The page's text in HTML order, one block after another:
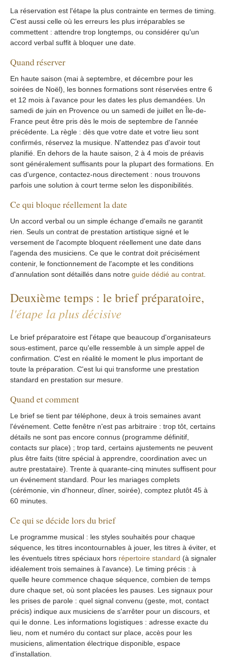
La réservation est l'étape la plus contrainte en termes de timing.
C'est aussi celle où les erreurs les plus irréparables se
commettent : attendre trop longtemps, ou considérer qu'un
accord verbal suffit à bloquer une date.
Quand réserver
En haute saison (mai à septembre, et décembre pour les
soirées de Noël), les bonnes formations sont réservées entre 6
et 12 mois à l'avance pour les dates les plus demandées. Un
samedi de juin en Provence ou un samedi de juillet en Île-de-
France peut être pris dès le mois de septembre de l'année
précédente. La règle : dès que votre date et votre lieu sont
confirmés, réservez la musique. N'attendez pas d'avoir tout
planifié. En dehors de la haute saison, 2 à 4 mois de préavis
sont généralement suffisants pour la plupart des formations. En
cas d'urgence, contactez-nous directement : nous trouvons
parfois une solution à court terme selon les disponibilités.
Ce qui bloque réellement la date
Un accord verbal ou un simple échange d'emails ne garantit
rien. Seuls un contrat de prestation artistique signé et le
versement de l'acompte bloquent réellement une date dans
l'agenda des musiciens. Ce que le contrat doit précisément
contenir, le fonctionnement de l'acompte et les conditions
d'annulation sont détaillés dans notre guide dédié au contrat.
Deuxième temps : le brief préparatoire,
l'étape la plus décisive
Le brief préparatoire est l'étape que beaucoup d'organisateurs
sous-estiment, parce qu'elle ressemble à un simple appel de
confirmation. C'est en réalité le moment le plus important de
toute la préparation. C'est lui qui transforme une prestation
standard en prestation sur mesure.
Quand et comment
Le brief se tient par téléphone, deux à trois semaines avant
l'événement. Cette fenêtre n'est pas arbitraire : trop tôt, certains
détails ne sont pas encore connus (programme définitif,
contacts sur place) ; trop tard, certains ajustements ne peuvent
plus être faits (titre spécial à apprendre, coordination avec un
autre prestataire). Trente à quarante-cinq minutes suffisent pour
un événement standard. Pour les mariages complets
(cérémonie, vin d'honneur, dîner, soirée), comptez plutôt 45 à
60 minutes.
Ce qui se décide lors du brief
Le programme musical : les styles souhaités pour chaque
séquence, les titres incontournables à jouer, les titres à éviter, et
les éventuels titres spéciaux hors répertoire standard (à signaler
idéalement trois semaines à l'avance). Le timing précis : à
quelle heure commence chaque séquence, combien de temps
dure chaque set, où sont placées les pauses. Les signaux pour
les prises de parole : quel signal convenu (geste, mot, contact
précis) indique aux musiciens de s'arrêter pour un discours, et
qui le donne. Les informations logistiques : adresse exacte du
lieu, nom et numéro du contact sur place, accès pour les
musiciens, alimentation électrique disponible, espace
d'installation.